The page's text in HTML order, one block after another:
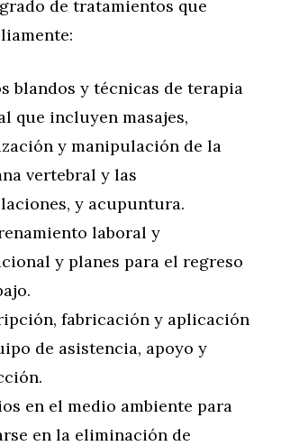
de tratamientos que
blandos y técnicas de terapia
que incluyen masajes,
y manipulación de la
vertebral y las
y acupuntura.
laboral y
y planes para el regreso
fabricación y aplicación
de asistencia, apoyo y
en el medio ambiente para
en la eliminación de